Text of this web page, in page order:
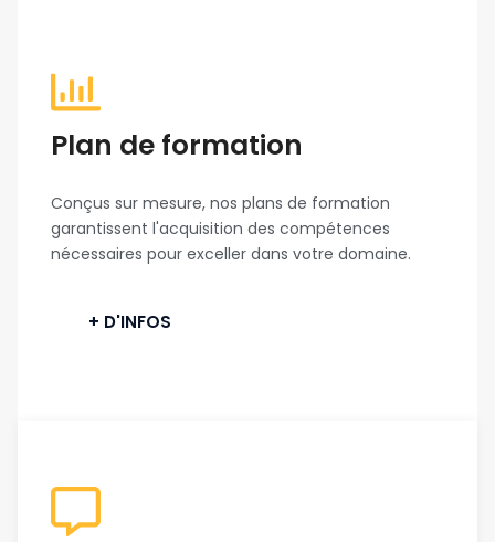
Plan de formation
Conçus sur mesure, nos plans de formation
garantissent l'acquisition des compétences
nécessaires pour exceller dans votre domaine.
+ D'INFOS